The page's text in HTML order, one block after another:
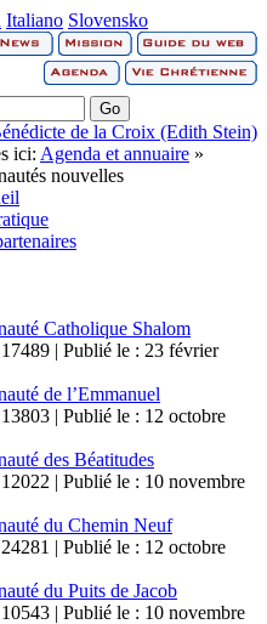
Italiano Slovensko
de la Croix (Edith Stein)
ici: Agenda et annuaire »
nouvelles
Catholique Shalom
| Publié le : 23 février
de l’Emmanuel
| Publié le : 12 octobre
des Béatitudes
| Publié le : 10 novembre
du Chemin Neuf
| Publié le : 12 octobre
du Puits de Jacob
| Publié le : 10 novembre